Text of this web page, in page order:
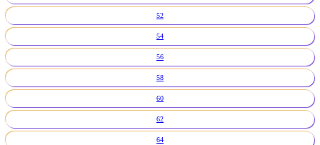
52
54
56
58
60
62
64